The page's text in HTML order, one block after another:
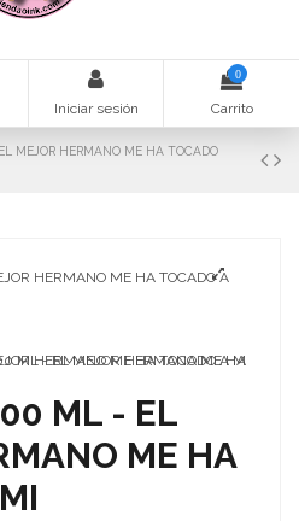
Iniciar sesión
0
Carrito
MEJOR HERMANO ME HA TOCADO
ML - EL
ME HA